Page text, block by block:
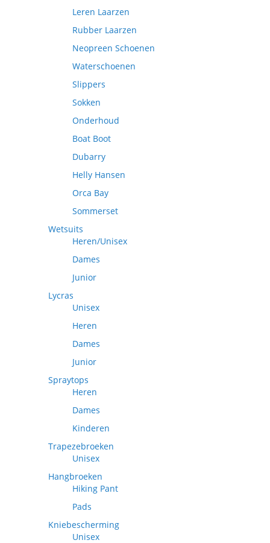
Leren Laarzen
Rubber Laarzen
Neopreen Schoenen
Waterschoenen
Slippers
Sokken
Onderhoud
Boat Boot
Dubarry
Helly Hansen
Orca Bay
Sommerset
Wetsuits
Heren/Unisex
Dames
Junior
Lycras
Unisex
Heren
Dames
Junior
Spraytops
Heren
Dames
Kinderen
Trapezebroeken
Unisex
Hangbroeken
Hiking Pant
Pads
Kniebescherming
Unisex